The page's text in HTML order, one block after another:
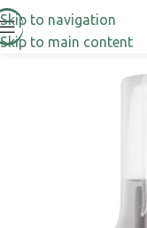
Skip to navigation
Skip to main content